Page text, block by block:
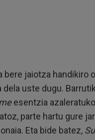
bere jaiotza handikiro
uste dugu.
esentzia
parte hartu gure
Eta bide batez,